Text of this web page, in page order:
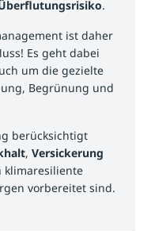
.
ist daher
Es geht dabei
um die gezielte
Begrünung und
berücksichtigt
,Versickerung
klimaresiliente
vorbereitet sind.